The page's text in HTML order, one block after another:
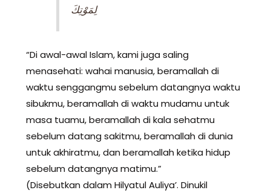
لِمَوْتِكَ
“Di awal-awal Islam, kami juga saling
menasehati: wahai manusia, beramallah di
waktu senggangmu sebelum datangnya waktu
sibukmu, beramallah di waktu mudamu untuk
masa tuamu, beramallah di kala sehatmu
sebelum datang sakitmu, beramallah di dunia
untuk akhiratmu, dan beramallah ketika hidup
sebelum datangnya matimu.”
(Disebutkan dalam Hilyatul Auliya’. Dinukil